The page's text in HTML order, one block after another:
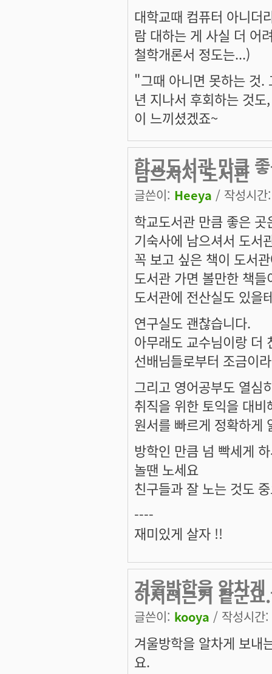
대학교때 컴퓨터 아니더
람 대하는 게 사실 더 어
철학개론서 정도는...)
"그때 아니면 못하는 것.
년 지나서 후회하는 것
이 느끼셨겠죠~
학교도서관 만큼
남으셔서 도서관
글쓴이: Heeya / 작성시
학교도서관 만큼 좋은
기숙사에 남으셔서 도서
꼭 보고 싶은 책이 도서
도서관 가면 볼만한 책
도서관에 전산실도 있을
연구실도 괜찮습니다.
아무래도 교수님이랑 더
선배님들로부터 조금이
그리고 영어공부도 열심
취직을 위한 토익을 대비
원서를 빠르게 정확하게
방학인 만큼 넘 빡세게
놀땐 노세요
친구들과 잘 노는 것도
----
재미있게 살자 !!
겨울방학을 알차
하시려는거 같군요.
글쓴이: kooya / 작성시
겨울방학을 알차게 보내
요.